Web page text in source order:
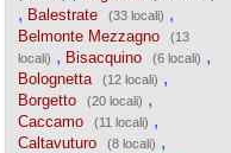
, Balestrate (33 locali) ,
Belmonte Mezzagno
(13
locali) , Bisacquino (6 locali) ,
Bolognetta (12 locali) ,
Borgetto (20 locali) ,
Caccamo (11 locali) ,
Caltavuturo (8 locali) ,